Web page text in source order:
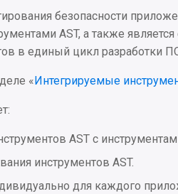
безопасности
AST, а также
в единый цикл разработки
« Интегрируемые
AST с
инструментов AST.
для каждого